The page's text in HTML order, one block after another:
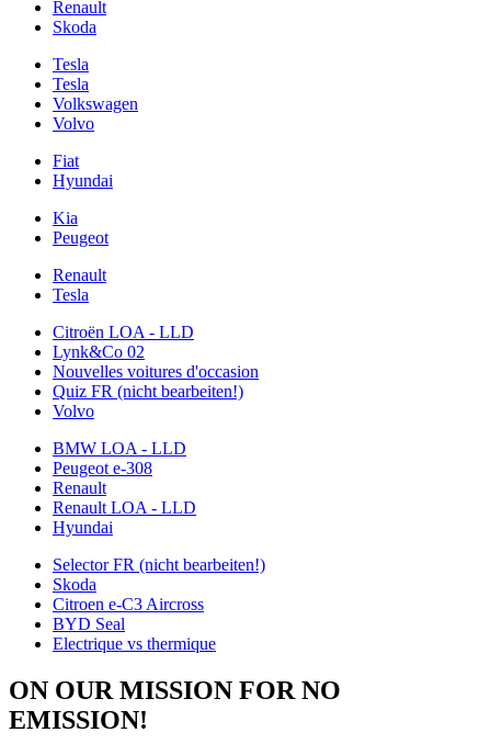
Renault
Skoda
Tesla
Tesla
Volkswagen
Volvo
Fiat
Hyundai
Kia
Peugeot
Renault
Tesla
Citroën LOA - LLD
Lynk&Co 02
Nouvelles voitures d'occasion
Quiz FR (nicht bearbeiten!)
Volvo
BMW LOA - LLD
Peugeot e-308
Renault
Renault LOA - LLD
Hyundai
Selector FR (nicht bearbeiten!)
Skoda
Citroen e-C3 Aircross
BYD Seal
Electrique vs thermique
ON OUR MISSION FOR NO
EMISSION!